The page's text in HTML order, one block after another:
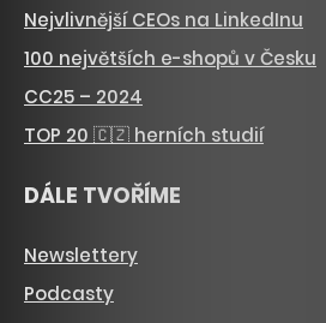
Nejvlivnější CEOs na LinkedInu
100 největších e-shopů v Česku
CC25 – 2024
TOP 20 🇨🇿 herních studií
DÁLE TVOŘÍME
Newslettery
Podcasty